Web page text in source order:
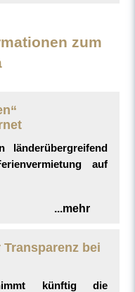
zum
länderübergreifend
auf
...mehr
bei
künftig die